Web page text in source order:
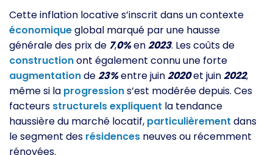
Cette inflation locative s’inscrit dans un contexte
économiqueglobal marqué par une hausse
générale des prix de 7,0%en2023. Les coûts de
constructionont également connu une forte
augmentationde23%entre juin2020et juin2022,
même si la progressions’est modérée depuis. Ces
facteurs structurelsexpliquent la tendance
haussière du marché locatif, particulièrement dans
le segment des résidences neuves ou récemment
rénovées.